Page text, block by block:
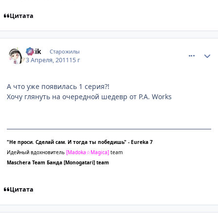
Цитата
lesik Старожилы
3 Апреля, 201115 г
А что уже появилась 1 серия?!
Хочу глянуть на очередной шедевр от P.A. Works
"Не проси. Сделай сам. И тогда ты победишь" - Eureka 7
Идейный вдохновитель [Madoka☆Magica] team
Maschera Team Банда [Monogatari] team
Цитата